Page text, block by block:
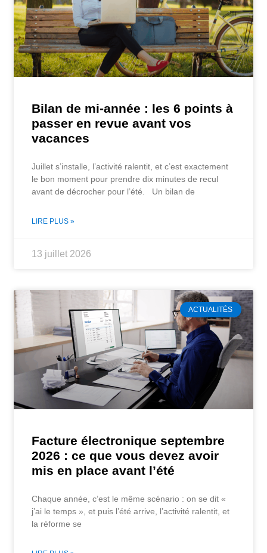
Bilan de mi-année : les 6 points à
passer en revue avant vos
vacances
Juillet s’installe, l’activité ralentit, et c’est exactement
le bon moment pour prendre dix minutes de recul
avant de décrocher pour l’été. Un bilan de
LIRE PLUS »
13 juillet 2026
ACTUALITÉS
Facture électronique septembre
2026 : ce que vous devez avoir
mis en place avant l’été
Chaque année, c’est le même scénario : on se dit «
j’ai le temps », et puis l’été arrive, l’activité ralentit, et
la réforme se